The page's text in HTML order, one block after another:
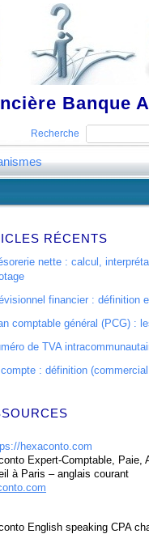
Banque
Recherche
RÉCENTS
nette : calcul,
financier : définition
comptable général (PCG) :
de TVA
: définition
Expert-Comptable, Paie,
à Paris – anglais courant
English speaking CPA